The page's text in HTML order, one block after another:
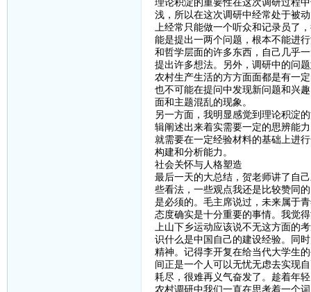
浅，所以在这次调研中经常处于被
上经常只能做一个听众和记录员了
能是提出一两个问题，根本不能进
和哲学层面的许多东西，自己几乎
提出许多想法。另外，调研中的问
农村生产生活的方方面面都是有一
也不可能在提问中发现新问题和兴
面和主题混乱的现象。
另一方面，我明显感觉到理论积淀
辑阐述出来着实需要一定的思辨能
就需要在一定经验材料的基础上进
构建和分析能力。
社会关怀与人格塑造
最后一天的大总结，贺老师讲了自
些看法，一些观点我还是比较赞同
是必须的。毛主席说过，未来属于
态度确实是十分重要的事情。我觉
上山下乡运动应该说不无这方面的
识什么是中国自己的建设经验。同
精神。记得李开复在给当代大学生
间正是一个人可以无忧无虑去实现
耗尽，很难再义气奋发了。趁着年
农村调研中我们一直在思考着一个